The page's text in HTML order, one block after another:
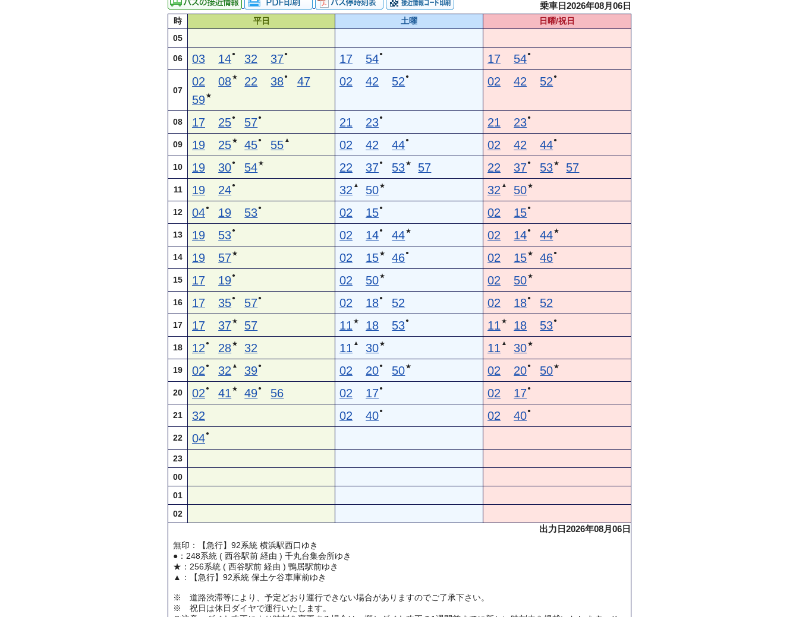
乗車日2026年08月06日
時 平日 土曜
日曜/祝日
05
06 03 14● 32 37● 17 54● 17 54●
07
02 08★ 22 38●
47
59★
02 42 52 ● 02 42 52 ●
08 17 25● 57● 21 23● 21 23●
09 19 25★ 45● 55 ▲ 02 42 44● 02 42 44●
10 19 30● 54★ 22 37● 53★ 57 22 37● 53★ 57
11 19 24● 32 ▲ 50★ 32 ▲ 50★
12 04● 19 53● 02 15● 02 15●
13 19 53● 02 14● 44★ 02 14● 44★
14 19 57★ 02 15★ 46● 02 15★ 46●
15 17 19● 02 50★ 02 50★
16 17 35● 57● 02 18● 52 02 18● 52
17 17 37★ 57 11 ★ 18 53● 11 ★ 18 53●
18 12 ● 28★ 32 11 ▲ 30★ 11 ▲ 30★
19 02 ● 32 ▲ 39● 02 20● 50★ 02 20● 50★
20 02 ● 41 ★ 49● 56 02 17● 02 17●
21 32 02 40● 02 40●
22 04●
23
00
01
02
出力日2026年08月06日
無印：【急行】92系統 横浜駅西口ゆき
●：248系統 ( 西谷駅前 経由 ) 千丸台集会所ゆき
★：256系統 ( 西谷駅前 経由 ) 鴨居駅前ゆき
▲：【急行】92系統 保土ケ谷車庫前ゆき
※ 道路渋滞等により、予定どおり運行できない場合がありますのでご了承下さい。
※ 祝日は休日ダイヤで運行いたします。